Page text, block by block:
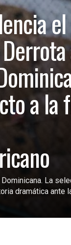
el
a la
La
dramática ante